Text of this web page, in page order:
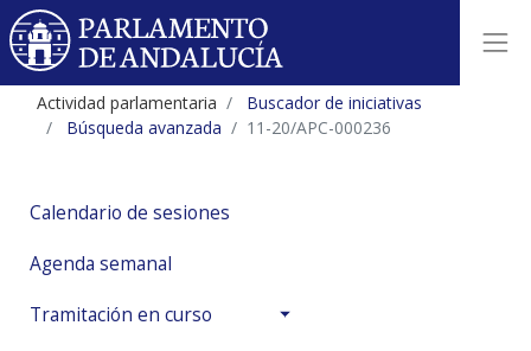
Actividad parlamentaria
Buscador de iniciativas
Búsqueda avanzada
11-20/APC-000236
Calendario de sesiones
Agenda semanal
Tramitación en curso